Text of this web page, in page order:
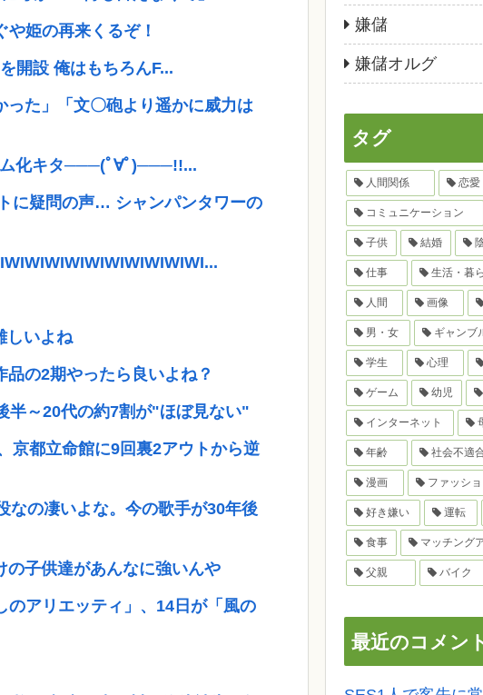
姫の再来くるぞ！
開設 俺はもちろんF...
た」「文〇砲より遥かに威力は
ム化キタ───(ﾟ∀ﾟ)───!!...
に疑問の声… シャンパンタワーの
しいよね
の2期やったら良いよね？
～20代の約7割が"ほぼ見ない"
京都立命館に9回裏2アウトから逆
なの凄いよな。今の歌手が30年後
の子供達があんなに強いんや
アリエッティ」、14日が「風の
嫌儲
嫌儲オルグ
タグ
人間関係 恋愛
コミュニケーション
子供 結婚
仕事 生活・暮
人間 画像
男・女 ギャンブ
学生 心理
ゲーム 幼児
インターネット
年齢 社会不適
漫画 ファッシ
好き嫌い 運転
食事 マッチング
父親 バイク
最近のコメン